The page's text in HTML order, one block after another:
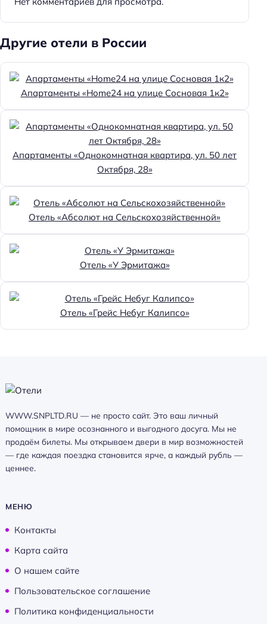
Другие отели в России
Апартаменты «Home24 на улице Сосновая 1к2»
Апартаменты «Однокомнатная квартира, ул. 50 лет
Октября, 28»
Отель «Абсолют на Сельскохозяйственной»
Отель «У Эрмитажа»
Отель «Грейс Небуг Калипсо»
WWW.SNPLTD.RU — не просто сайт. Это ваш личный
помощник в мире осознанного и выгодного досуга. Мы не
продаём билеты. Мы открываем двери в мир возможностей
— где каждая поездка становится ярче, а каждый рубль —
ценнее.
МЕНЮ
Контакты
Карта сайта
О нашем сайте
Пользовательское соглашение
Политика конфиденциальности